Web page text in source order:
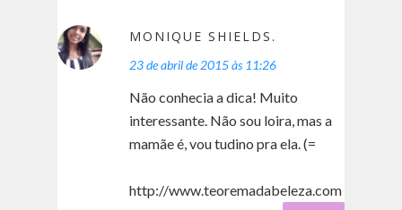
MONIQUE SHIELDS.
23 de abril de 2015 às 11:26
Não conhecia a dica! Muito
interessante. Não sou loira, mas a
mamãe é, vou tudino pra ela. (=
http://www.teoremadabeleza.com